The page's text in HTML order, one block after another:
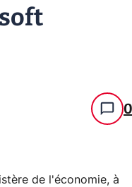
0
de l'économie, à